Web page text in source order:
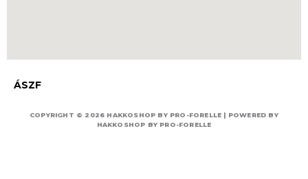
ÁSZF
COPYRIGHT © 2026 HAKKOSHOP BY PRO-FORELLE | POWERED BY
HAKKOSHOP BY PRO-FORELLE